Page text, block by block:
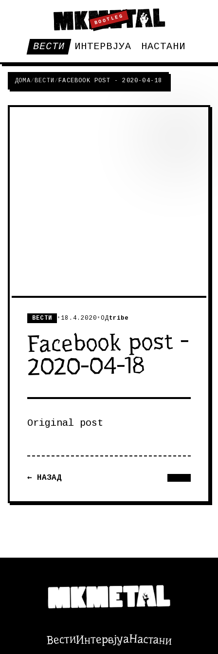
BOOTLEG
ВЕСТИ ИНТЕРВЈУА НАСТАНИ
ДОМА/ВЕСТИ /FACEBOOK POST - 2020-04-18
ВЕСТИ • 18.4.2020 •ОДtribe
Facebook post -
2020-04-18
Original post
← НАЗАД
ВестиИнтервјуаНастани